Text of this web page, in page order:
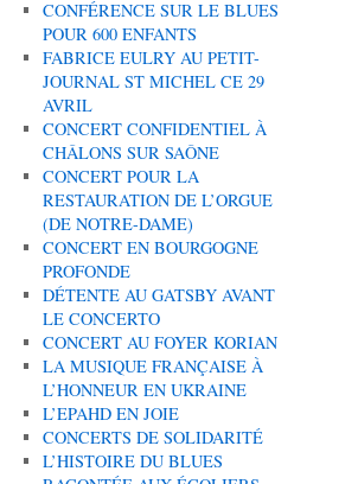
CONFÉRENCE SUR LE BLUES
POUR 600 ENFANTS
FABRICE EULRY AU PETIT-
JOURNAL ST MICHEL CE 29
AVRIL
CONCERT CONFIDENTIEL À
CHÂLONS SUR SAÔNE
CONCERT POUR LA
RESTAURATION DE L’ORGUE
(DE NOTRE-DAME)
CONCERT EN BOURGOGNE
PROFONDE
DÉTENTE AU GATSBY AVANT
LE CONCERTO
CONCERT AU FOYER KORIAN
LA MUSIQUE FRANÇAISE À
L’HONNEUR EN UKRAINE
L’EPAHD EN JOIE
CONCERTS DE SOLIDARITÉ
L’HISTOIRE DU BLUES